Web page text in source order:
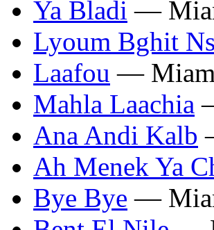
Ya Bladi —
Lyoum Bghit
Laafou —
Mahla Laachia
Ana Andi Kalb
Ah Menek Ya
Bye Bye —